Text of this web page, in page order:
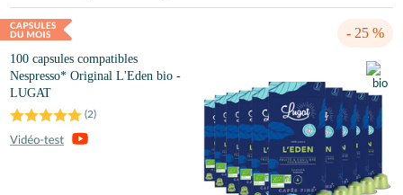
- 25 %
100 capsules compatibles
Nespresso* Original L'Eden bio -
LUGAT
(2)